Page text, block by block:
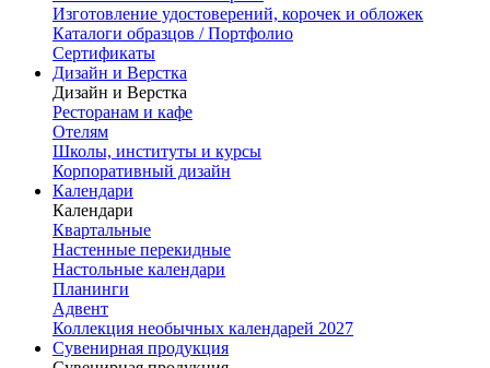
Изготовление удостоверений, корочек и обложек
Каталоги образцов / Портфолио
Сертификаты
Дизайн и Верстка
Дизайн и Верстка
Ресторанам и кафе
Отелям
Школы, институты и курсы
Корпоративный дизайн
Календари
Календари
Квартальные
Настенные перекидные
Настольные календари
Планинги
Адвент
Коллекция необычных календарей 2027
Сувенирная продукция